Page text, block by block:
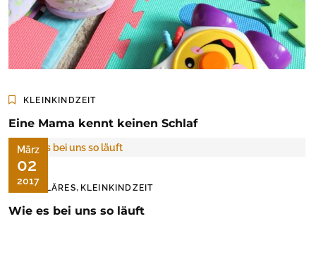
KLEINKINDZEIT
Eine Mama kennt keinen Schlaf
März
02
2017
FAMILÄRES, KLEINKINDZEIT
Wie es bei uns so läuft